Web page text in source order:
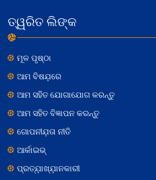
ତ୍ୱରିତ ଲିଙ୍କ
ମୂଳ ପୃଷ୍ଠା
ଆମ ବିଷଯ଼ରେ
ଆମ ସହିତ ଯୋଗାଯୋଗ କରନ୍ତୁ
ଆମ ସହିତ ବିଜ୍ଞାପନ କରନ୍ତୁ
ଗୋପନୀଯ଼ତା ନୀତି
ଆର୍କାଇଭ୍
ପ୍ରତ୍ଯ଼ାଖ୍ଯ଼ାନକାରୀ